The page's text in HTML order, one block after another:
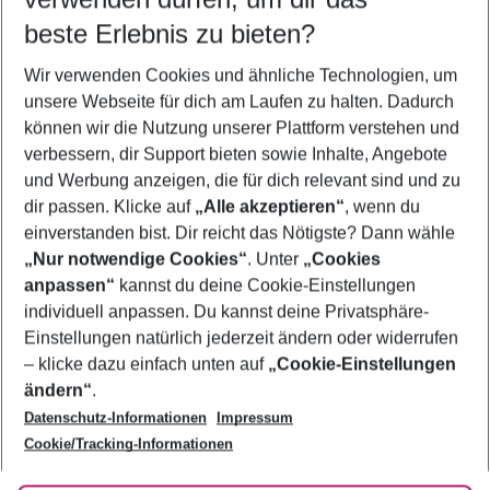
5-8 Nächte
2 Erwachsene Keine Kinder
Mehr Filter anzeigen
Footer
Footer navigation
Über uns
AGB
Bestpreisgarantie
Cookie-Einstellungen ändern
Cookie-Richtlinie
Agenturbetreuung
Barrierefreies Reisen
Folge uns
beste Erlebnis zu bieten?
Wir verwenden Cookies und ähnliche Technologien, um
unsere Webseite für dich am Laufen zu halten. Dadurch
können wir die Nutzung unserer Plattform verstehen und
verbessern, dir Support bieten sowie Inhalte, Angebote
und Werbung anzeigen, die für dich relevant sind und zu
dir passen. Klicke auf „Alle akzeptieren“, wenn du
einverstanden bist. Dir reicht das Nötigste? Dann wähle
„Nur notwendige Cookies“. Unter „Cookies
anpassen“ kannst du deine Cookie-Einstellungen
individuell anpassen. Du kannst deine Privatsphäre-
Einstellungen natürlich jederzeit ändern oder widerrufen
– klicke dazu einfach unten auf „Cookie-Einstellungen
ändern“.
Datenschutz-Informationen
Impressum
Cookie/Tracking-Informationen